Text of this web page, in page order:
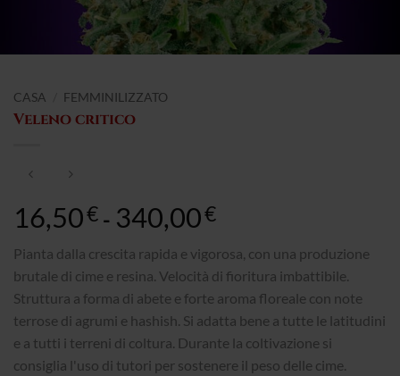
CASA FEMMINILIZZATO
Veleno critico
16,50€ - 340,00€Fascia
prezzo:
da
16,50€
a
340,00€
Pianta dalla crescita rapida e vigorosa, con una produzione
brutale di cime e resina. Velocità di fioritura imbattibile.
Struttura a forma di abete e forte aroma floreale con note
terrose di agrumi e hashish. Si adatta bene a tutte le latitudini
e a tutti i terreni di coltura. Durante la coltivazione si
consiglia l'uso di tutori per sostenere il peso delle cime.